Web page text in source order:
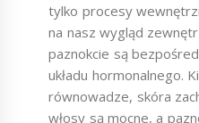
tylko procesy
na nasz wygląd
paznokcie są
układu hormonalnego.
równowadze, skóra
włosy są mocne, a